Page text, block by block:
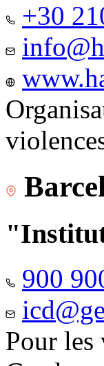
+30
900
Pour les